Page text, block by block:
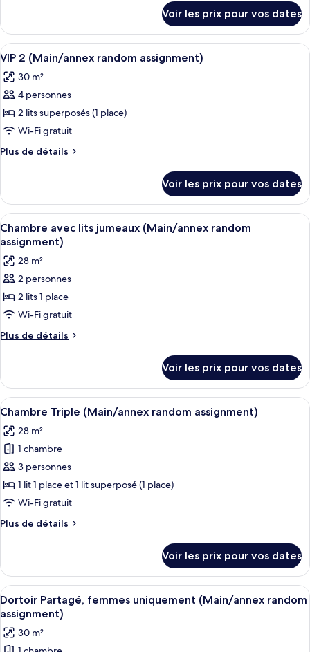
avec
lits
jumeaux
(Main/annex
random
assignment)
le
type
de
chambre
Chambre
Deluxe
lits
jumeaux
random
Voir les prix pour vos dates
Afficher
toutes
les
photos
pour
ce
type
de
VIP
(Main/annex
random
assignment)
Une chambre compacte avec un lit
4
VIP 2 (Main/annex random assignment)
30 m²
4 personnes
2 lits superposés (1 place)
Wi-Fi gratuit
Plus de détails
Plus
le
type
de
chambre
2
(Main/annex
random
assignment)
Voir les prix pour vos dates
Afficher
toutes
les
photos
pour
ce
type
de
avec
lits
jumeaux
(Main/annex
random
assignment)
Une chambre d’hôtel équipée d’un
14
Chambre avec lits jumeaux (Main/annex random
assignment)
28 m²
2 personnes
2 lits 1 place
Wi-Fi gratuit
Plus de détails
Plus
le
type
de
Chambre
avec
lits
jumeaux
(Main/annex
random
assignment)
Voir les prix pour vos dates
Afficher
toutes
les
photos
pour
ce
type
chambre :
(Main/annex
random
assignment)
Une chambre d’hôtel avec deux lits
7
Chambre Triple (Main/annex random assignment)
28 m²
1 chambre
3 personnes
1 lit 1 place et 1 lit superposé (1 place)
Wi-Fi gratuit
Plus de détails
Plus
le
type
de
chambre
Chambre
Triple
(Main/annex
Voir les prix pour vos dates
Afficher
toutes
les
photos
Une salle de bain moderne avec un
6
Dortoir Partagé, femmes uniquement (Main/annex random
assignment)
30 m²